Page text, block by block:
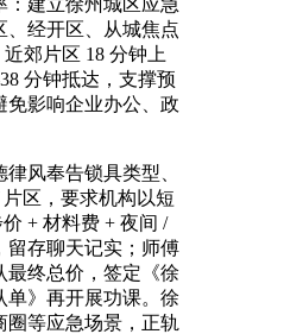
、经开区、从城焦点
郊片区 18 分钟上
分钟抵达，支撑预
免影响企业办公、政
风奉告锁具类型、
区，要求机构以短
+ 材料费 + 夜间 /
留存聊天记实；师傅
最终总价，签定《徐
单》再开展功课。徐
圈等应急场景，正轨